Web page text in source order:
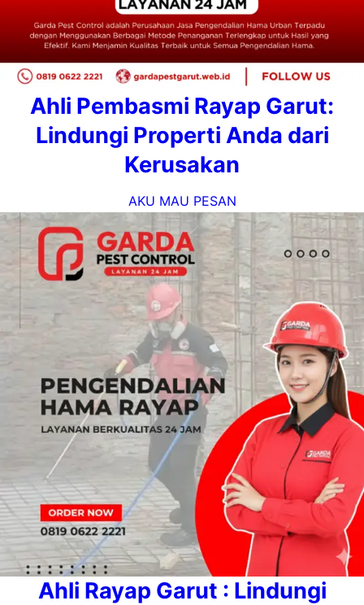
Ahli Pembasmi Rayap Garut:
Lindungi Properti Anda dari
Kerusakan
AKU MAU PESAN
Ahli Rayap Garut : Lindungi